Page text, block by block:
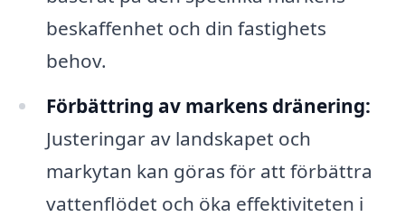
beskaffenhet och din fastighets
behov.
Förbättring av markens dränering:
Justeringar av landskapet och
markytan kan göras för att förbättra
vattenflödet och öka effektiviteten i